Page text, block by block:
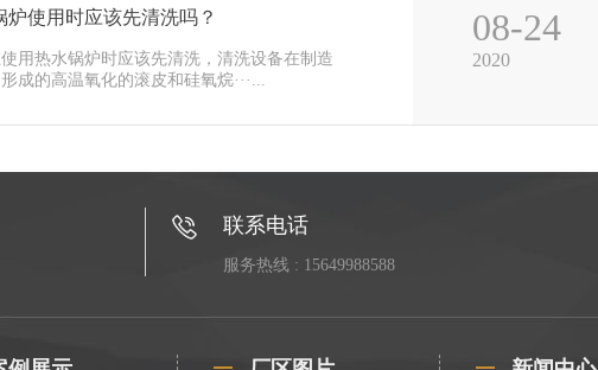
炉使用时应该先清洗吗？
用热水锅炉时应该先清洗，清洗设备在制造
成的高温氧化的滚皮和硅氧烷···...
08-24
2020
联系电话
服务热线 : 15649988588